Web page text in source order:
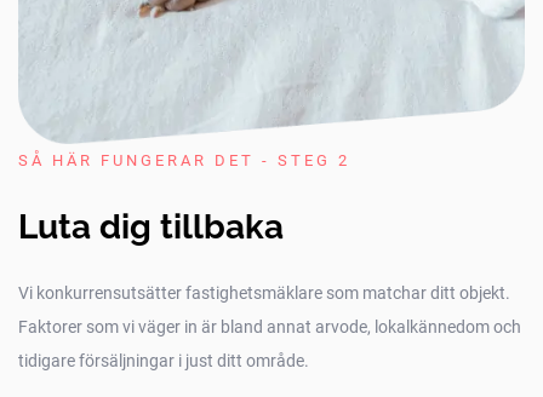
SÅ HÄR FUNGERAR DET - STEG 2
Luta dig tillbaka
Vi konkurrensutsätter fastighetsmäklare som matchar ditt objekt.
Faktorer som vi väger in är bland annat arvode, lokalkännedom och
tidigare försäljningar i just ditt område.